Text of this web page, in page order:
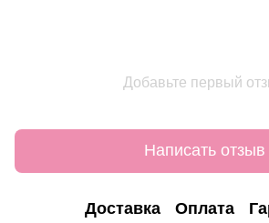
Добавьте первый
Написать отзыв
Доставка Оплата